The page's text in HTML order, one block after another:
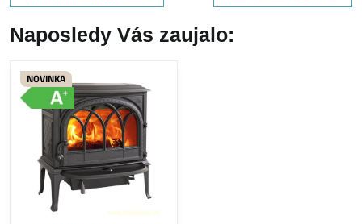
Naposledy Vás zaujalo:
NOVINKA